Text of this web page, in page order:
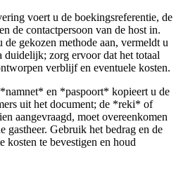
voert u de boekingsreferentie, de
de contactpersoon van de host in.
de gekozen methode aan, vermeldt u
duidelijk; zorg ervoor dat het totaal
verblijf en eventuele kosten.
en *paspoort* kopieert u de
uit het document; de *reki* of
aangevraagd, moet overeenkomen
gastheer. Gebruik het bedrag en de
kosten te bevestigen en houd